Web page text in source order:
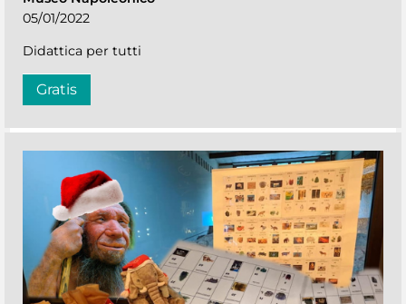
05/01/2022
Didattica per tutti
Gratis